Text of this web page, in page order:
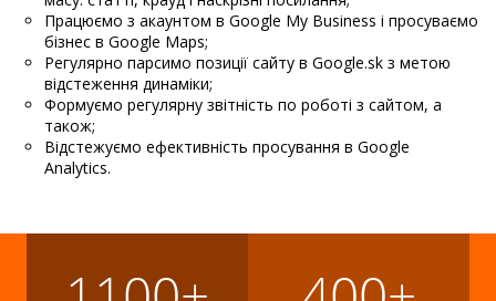
Працюємо з акаунтом в Google My Business і просуваємо
бізнес в Google Maps;
Регулярно парсимо позиції сайту в Google.sk з метою
відстеження динаміки;
Формуємо регулярну звітність по роботі з сайтом, а
також;
Відстежуємо ефективність просування в Google
Analytics.